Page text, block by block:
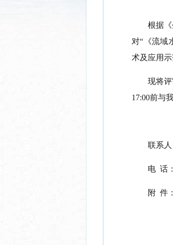
根据
对“《流域
术及应用
现将
17:00前与
联系
电 话
附 件：